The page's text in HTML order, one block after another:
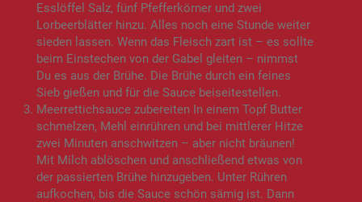
Esslöffel Salz, fünf Pfefferkörner und zwei
Lorbeerblätter hinzu. Alles noch eine Stunde weiter
sieden lassen. Wenn das Fleisch zart ist – es sollte
beim Einstechen von der Gabel gleiten – nimmst
Du es aus der Brühe. Die Brühe durch ein feines
Sieb gießen und für die Sauce beiseitestellen.
Meerrettichsauce zubereiten In einem Topf Butter
schmelzen, Mehl einrühren und bei mittlerer Hitze
zwei Minuten anschwitzen – aber nicht bräunen!
Mit Milch ablöschen und anschließend etwas von
der passierten Brühe hinzugeben. Unter Rühren
aufkochen, bis die Sauce schön sämig ist. Dann